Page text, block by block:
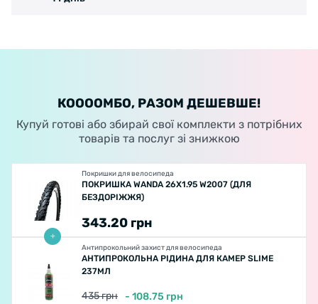
КООООМБО, РАЗОМ ДЕШЕВШЕ!
Купуй готові або збирай свої комплекти з потрібних
товарів та послуг зі знижкою
Покришки для велосипеда
ПОКРИШКА WANDA 26X1.95 W2007 (ДЛЯ
БЕЗДОРІЖЖЯ)
343.20 грн
Антипрокольний захист для велосипеда
АНТИПРОКОЛЬНА РІДИНА ДЛЯ КАМЕР SLIME
237МЛ
435грн - 108.75 грн